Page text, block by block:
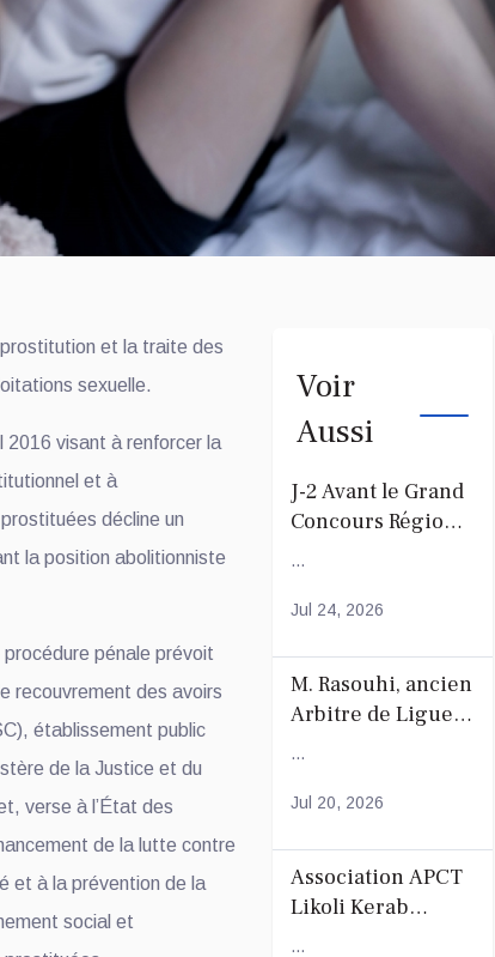
et la traite des
sexuelle.
2016 visant à renforcer la
et à
décline un
la position abolitionniste
procédure pénale prévoit
recouvrement des avoirs
établissement public
de la Justice et du
verse à l’État des
de la lutte contre
et à la prévention de la
social et
Voir
Aussi
J-2 Avant le Grand
Concours Régional
...
Jul 24, 2026
M. Rasouhi, ancien
Arbitre de Ligue
...
Jul 20, 2026
Association APCT
Likoli Kerab
...